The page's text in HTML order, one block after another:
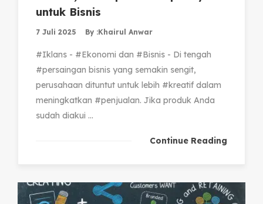
untuk Bisnis
7 Juli 2025 By :Khairul Anwar
#Iklans - #Ekonomi dan #Bisnis - Di tengah
#persaingan bisnis yang semakin sengit,
perusahaan dituntut untuk lebih #kreatif dalam
meningkatkan #penjualan. Jika produk Anda
sudah diakui ...
Continue Reading